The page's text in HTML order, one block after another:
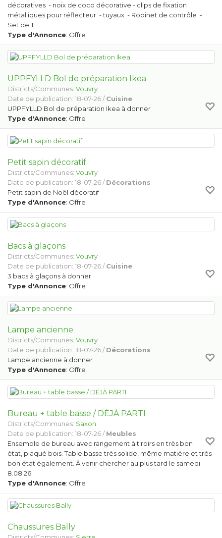
décoratives - noix de coco décorative - clips de fixation
métalliques pour réflecteur - tuyaux - Robinet de contrôle -
Set de T
Type d'Annonce: Offre
UPPFYLLD Bol de préparation Ikea
Districts/Communes: Vouvry
Date de publication: 18-07-26 /Cuisine
UPPFYLLD Bol de préparation Ikea à donner
Type d'Annonce: Offre
Petit sapin décoratif
Districts/Communes: Vouvry
Date de publication: 18-07-26 /Décorations
Petit sapin de Noël décoratif
Type d'Annonce: Offre
Bacs à glaçons
Districts/Communes: Vouvry
Date de publication: 18-07-26 /Cuisine
3 bacs à glaçons à donner
Type d'Annonce: Offre
Lampe ancienne
Districts/Communes: Vouvry
Date de publication: 18-07-26 /Décorations
Lampe ancienne à donner
Type d'Annonce: Offre
Bureau + table basse / DÉJÀ PARTI
Districts/Communes: Saxon
Date de publication: 18-07-26 /Meubles
Ensemble de bureau avec rangement à tiroirs en très bon
état, plaqué bois. Table basse très solide, même matière et très
bon état également. À venir chercher au plus tard le samedi
8.08.26
Type d'Annonce: Offre
Chaussures Bally